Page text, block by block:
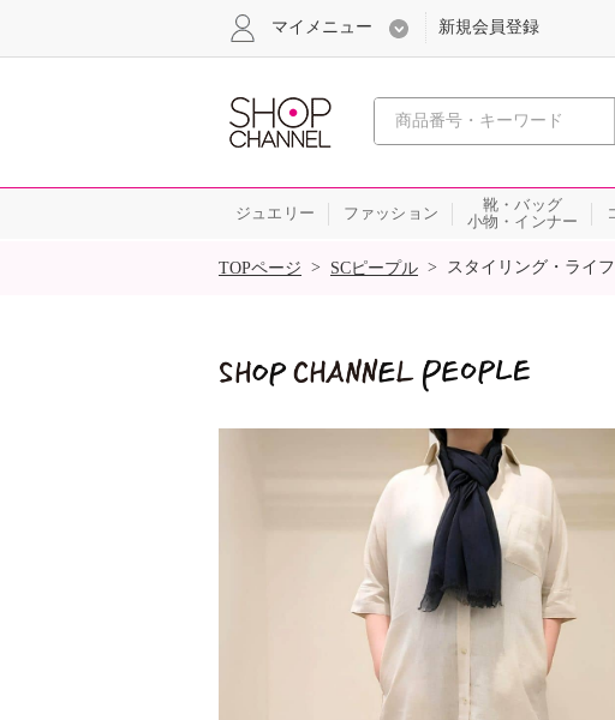
心おどる、瞬間を。
マイメニュー 新規会員登録
ジュエリー ファッション
靴・バッグ
小物・インナー
SALE
TOPページ > SCピープル > スタイリング・ライ